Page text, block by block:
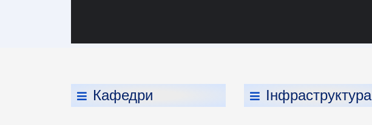
Кафедри Інфраструктура